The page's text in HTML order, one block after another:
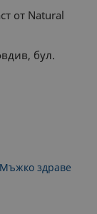
от Natural
бул.
Мъжко здраве